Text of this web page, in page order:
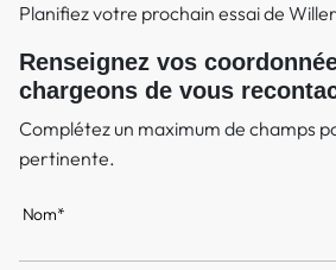
Planifiez votre prochain essai de
Renseignez vos
chargeons de vous
Complétez un maximum de champs
pertinente.
Nom*